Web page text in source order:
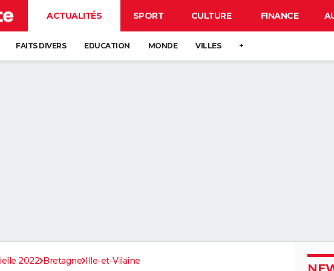
ACTUALITÉS SPORT CULTURE FINANCE
FAITS DIVERS EDUCATION MONDE VILLES +
2022 Bretagne Ille-et-Vilaine